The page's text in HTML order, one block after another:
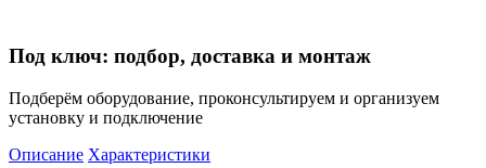
Под ключ: подбор, доставка и монтаж
Подберём оборудование, проконсультируем и организуем
установку и подключение
Описание Характеристики